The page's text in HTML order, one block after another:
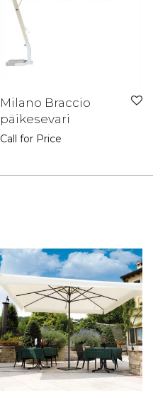
Milano Braccio
päikesevari
Call for Price